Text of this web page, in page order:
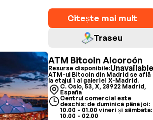
Citește mai mult
Traseu
ATM Bitcoin Alcorcón
Resurse disponibile:
ATM-ul Bitcoin din Madrid se află
la etajul 1 al galeriei X-Madrid.
C. Oslo, 53, X, 28922 Madrid,
España
Centrul comercial este
deschis: de duminică până joi:
10.00 - 01.00 vineri și sâmbătă:
10.00 - 02.00